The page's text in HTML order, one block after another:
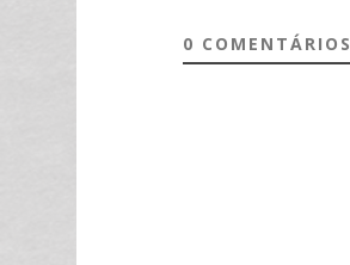
0 COMENTÁRIOS